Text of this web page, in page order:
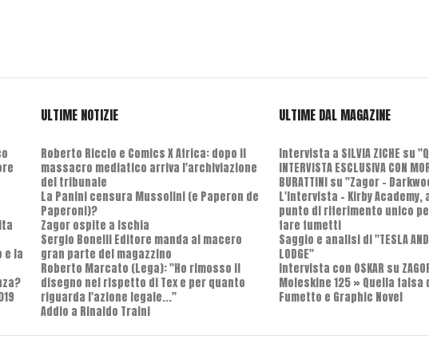
e la
ULTIME NOTIZIE
Roberto Riccio e Comics X Africa: dopo il
massacro mediatico arriva l'archiviazione
del tribunale
La Panini censura Mussolini (e Paperon de
Paperoni)?
Zagor ospite a Ischia
Sergio Bonelli Editore manda al macero
gran parte del magazzino
Roberto Marcato (Lega): "Ho rimosso il
disegno nel rispetto di Tex e per quanto
riguarda l'azione legale..."
Addio a Rinaldo Traini
ULTIME DAL MAGAZINE
Intervista a SILVIA ZICHE su
INTERVISTA ESCLUSIVA CON
BURATTINI su "Zagor -
L'Intervista - Kirby Academy,
punto di riferimento unico
fare fumetti
Saggio e analisi di "TESLA AND
LODGE"
Intervista con OSKAR su
Moleskine 125 » Quella
Fumetto e Graphic Novel